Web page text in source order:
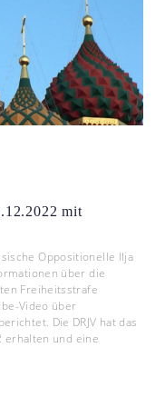
mit
Oppositionelle Ilja
über die
Freiheitsstrafe
Video über
Die DRJV hat das
erhalten und eine